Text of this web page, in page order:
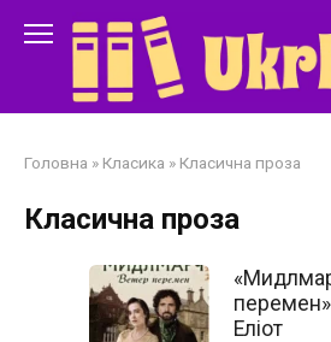
Головна » Класика » Класична проза
Класична проза
Еліот